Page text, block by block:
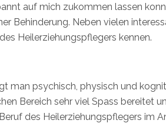
auf mich zukommen lassen
Behinderung. Neben vielen
Heilerziehungspflegers kennen.
man psychisch, physisch und
Bereich sehr viel Spass bereitet
des Heilerziehungspflegers im